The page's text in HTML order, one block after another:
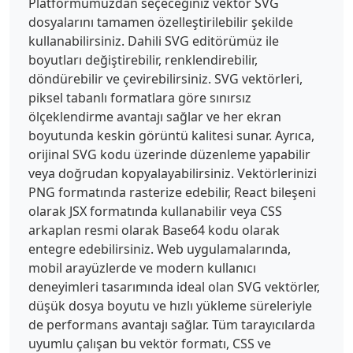
1.146a57 57 0 0 1-1.25-
1.63l-.166-.233C8.966 49.043 5.44 30.78
13.237 15.796l-6.884 8.705C-2.5 37.164-
1.405 53.63 5.366
67.076c.154.33.325.638.491.95"></path><path
fill="#000" d="m35.679
49.785-.046-.067-.038-.05z"></path><path
fill="#1266A9" d="m40.337
55.251.375.375c.475.458.962.904 1.458
1.35l.063.054c.5.442 1.062.904 1.641
1.354l.088.067c.141.096.262.208.4.304.583.4
5 1.17.88 1.783
1.309l.063.037c.258.188.533.358.825.542.116
.075.25.175.375.25.441.283.875.546
1.32.816.071.03.134.067.2.096.376.23.784.45
1.176.65.137.084.27.146.412.225.28.138.554.
284.82.425l.134.059c.563.275 1.138.533
1.7.787.142.054.263.1.384.158.462.2.933.392
1.395.567.209.071.405.154.6.217.425.158.871
.304 1.292.45l.584.187c.608.188 1.225.434
1.87.534C92.35 71.505 100 46.184 100
dosyalarını tamamen özelleştirilebilir şekilde
kullanabilirsiniz. Dahili SVG editörümüz ile
boyutları değiştirebilir, renklendirebilir,
döndürebilir ve çevirebilirsiniz. SVG vektörleri,
piksel tabanlı formatlara göre sınırsız
ölçeklendirme avantajı sağlar ve her ekran
boyutunda keskin görüntü kalitesi sunar. Ayrıca,
orijinal SVG kodu üzerinde düzenleme yapabilir
veya doğrudan kopyalayabilirsiniz. Vektörlerinizi
PNG formatında rasterize edebilir, React bileşeni
olarak JSX formatında kullanabilir veya CSS
arkaplan resmi olarak Base64 kodu olarak
entegre edebilirsiniz. Web uygulamalarında,
mobil arayüzlerde ve modern kullanıcı
deneyimleri tasarımında ideal olan SVG vektörler,
düşük dosya boyutu ve hızlı yükleme süreleriyle
de performans avantajı sağlar. Tüm tarayıcılarda
uyumlu çalışan bu vektör formatı, CSS ve